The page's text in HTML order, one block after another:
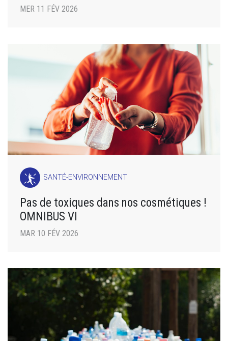
MER 11 FÉV 2026
SANTÉ-ENVIRONNEMENT
Pas de toxiques dans nos cosmétiques !
OMNIBUS VI
MAR 10 FÉV 2026